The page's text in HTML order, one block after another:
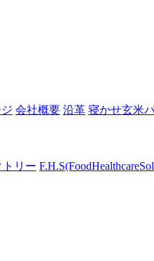
会社概要 沿革 寝かせ玄米
リー F.H.S